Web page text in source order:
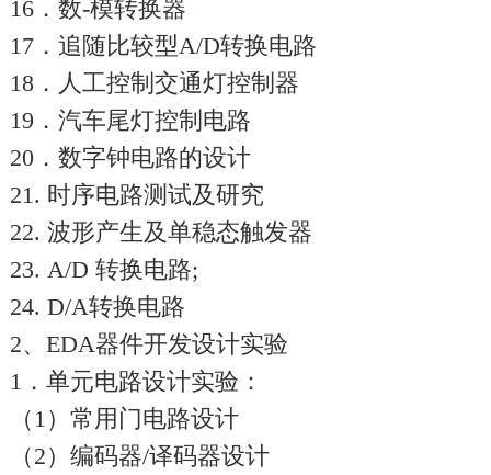
16．数-模转换器
17．追随比较型A/D转换电路
18．人工控制交通灯控制器
19．汽车尾灯控制电路
20．数字钟电路的设计
21. 时序电路测试及研究
22. 波形产生及单稳态触发器
23. A/D 转换电路;
24. D/A转换电路
2、EDA器件开发设计实验
1．单元电路设计实验：
（1）常用门电路设计
（2）编码器/译码器设计